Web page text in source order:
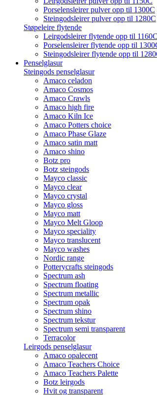
Porselensleirer pulver opp til 1300C
Steingodsleirer pulver opp til 1280C
Støpeleire flytende
Leirgodsleirer flytende opp til 1160C
Porselensleirer flytende opp til
Steingodsleirer flytende opp til
Penselglasur
Steingods penselglasur
Amaco celadon
Amaco Cosmos
Amaco Crawls
Amaco high fire
Amaco Kiln Ice
Amaco Potters choice
Amaco Phase Glaze
Amaco satin matt
Amaco shino
Botz pro
Botz steingods
Mayco classic
Mayco clear
Mayco crystal
Mayco gloss
Mayco matt
Mayco Melt Gloop
Mayco speciality
Mayco translucent
Mayco washes
Nordic range
Potterycrafts steingods
Spectrum ash
Spectrum floating
Spectrum metallic
Spectrum opak
Spectrum shino
Spectrum tekstur
Spectrum semi transparent
Terracolor
Leirgods penselglasur
Amaco opalecent
Amaco Teachers Choice
Amaco Teachers Palette
Botz leirgods
Hvit og transparent